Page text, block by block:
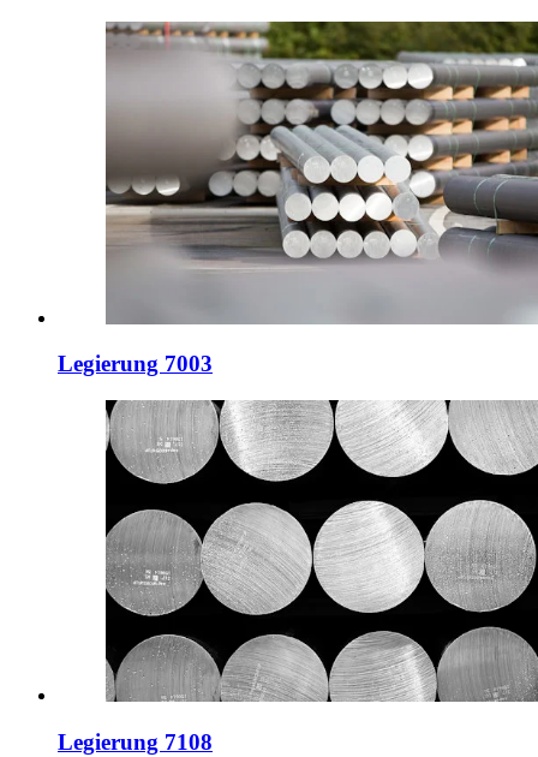
Legierung 7003
Legierung 7108